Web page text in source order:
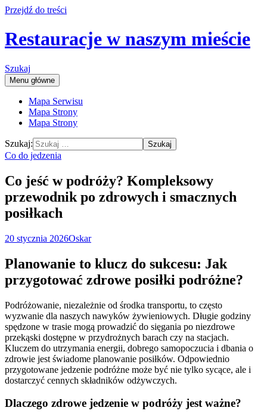
Przejdź do treści
Restauracje w naszym mieście
Szukaj
Menu główne
Mapa Serwisu
Mapa Strony
Mapa Strony
Szukaj:
Co do jedzenia
Co jeść w podróży? Kompleksowy
przewodnik po zdrowych i smacznych
posiłkach
20 stycznia 2026Oskar
Planowanie to klucz do sukcesu: Jak
przygotować zdrowe posiłki podróżne?
Podróżowanie, niezależnie od środka transportu, to często
wyzwanie dla naszych nawyków żywieniowych. Długie godziny
spędzone w trasie mogą prowadzić do sięgania po niezdrowe
przekąski dostępne w przydrożnych barach czy na stacjach.
Kluczem do utrzymania energii, dobrego samopoczucia i dbania o
zdrowie jest świadome planowanie posiłków. Odpowiednio
przygotowane jedzenie podróżne może być nie tylko sycące, ale i
dostarczyć cennych składników odżywczych.
Dlaczego zdrowe jedzenie w podróży jest ważne?